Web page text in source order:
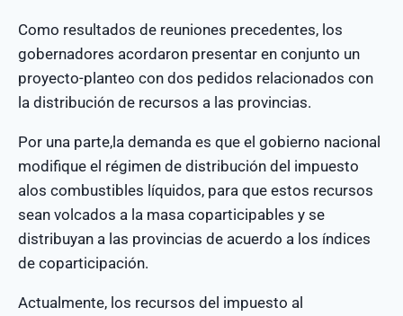
Como resultados de reuniones precedentes, los
gobernadores acordaron presentar en conjunto un
proyecto-planteo con dos pedidos relacionados con
la distribución de recursos a las provincias.
Por una parte,la demanda es que el gobierno nacional
modifique el régimen de distribución del impuesto
alos combustibles líquidos, para que estos recursos
sean volcados a la masa coparticipables y se
distribuyan a las provincias de acuerdo a los índices
de coparticipación.
Actualmente, los recursos del impuesto al